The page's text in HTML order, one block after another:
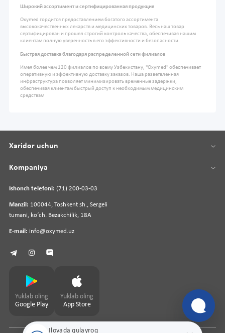
Широкий ассортимент и сертифицированная продукция
Oxymed гордится предоставлением богатого ассортимента
высококачественных лекарств и медицинских товаров. Весь наш товар
сертифицирован и прошел строгий контроль качества, обеспечивая нашим
клиентам полную уверенность в его эффективности и безопасности.
Быстрая доставка благодаря распределенной сети филиалов
Имея более чем 120 филиалов по всему Узбекистану, "Oxymed" обеспечивает
оперативную и эффективную доставку заказов. Наша разветвленная
инфраструктура позволяет минимизировать временные задержки,
обеспечивая клиентам быстрый доступ к необходимым медицинским
средствам
Ilovada qulayroq
Ishonch telefoni: (71) 200-03-03
Manzil: 100044, Toshkent sh., Sergeli
tumani, koʻch. Bezakchilik, 18A
E-mail: info@oxymed.uz
Xaridor uchun
Kompaniya
Yuklab oling
Google Play
Yuklab oling
App Store